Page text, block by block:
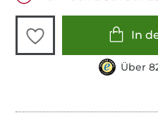
In
Über